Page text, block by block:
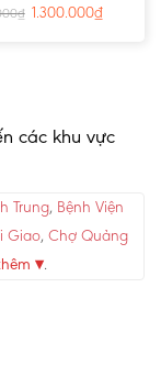
₫ 1.300.000₫
các khu vực
Trung, Bệnh Viện
Giao, Chợ Quảng
▾.